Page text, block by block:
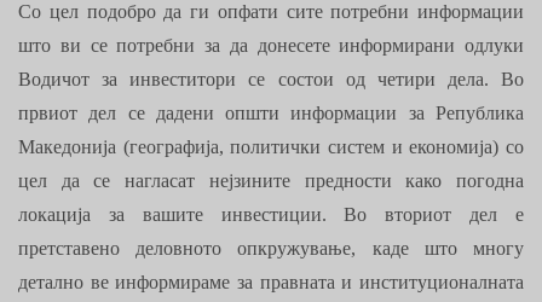
Со цел подобро да ги опфати сите потребни информации
што ви се потребни за да донесете информирани одлуки
Водичот за инвеститори се состои од четири дела. Во
првиот дел се дадени општи информации за Република
Македонија (географија, политички систем и економија) со
цел да се нагласат нејзините предности како погодна
локација за вашите инвестиции. Во вториот дел е
претставено деловното опкружување, каде што многу
детално ве информираме за правната и институционалната